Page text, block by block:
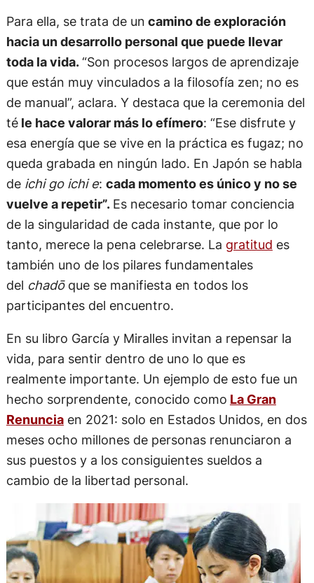
Para ella, se trata de un camino de exploración
hacia un desarrollo personal que puede llevar
toda la vida.“Son procesos largos de aprendizaje
que están muy vinculados a la filosofía zen; no es
de manual”, aclara. Y destaca que la ceremonia del
téle hace valorar más lo efímero: “Ese disfrute y
esa energía que se vive en la práctica es fugaz; no
queda grabada en ningún lado. En Japón se habla
de ichi go ichi e: cada momento es único y no se
vuelve a repetir”. Es necesario tomar conciencia
de la singularidad de cada instante, que por lo
tanto, merece la pena celebrarse. La gratitud es
también uno de los pilares fundamentales
del chadō que se manifiesta en todos los
participantes del encuentro.
En su libro García y Miralles invitan a repensar la
vida, para sentir dentro de uno lo que es
realmente importante. Un ejemplo de esto fue un
hecho sorprendente, conocido como La Gran
Renunciaen 2021: solo en Estados Unidos, en dos
meses ocho millones de personas renunciaron a
sus puestos y a los consiguientes sueldos a
cambio de la libertad personal.